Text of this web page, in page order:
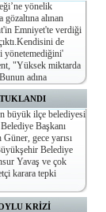
yönelik
gözaltına alınan
Emniyet'te verdiği
de
yönetemediğini'
"Yüksek miktarda
adına
dedi.
büyük ilçe belediyesi
Başkanı
gece yarısı
Belediye
Yavaş ve çok
karara tepki
KRİZİ